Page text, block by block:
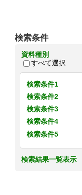
検索条件
資料種別
すべて選択
検索条件1
検索条件2
検索条件3
検索条件4
検索条件5
検索結果一覧表示